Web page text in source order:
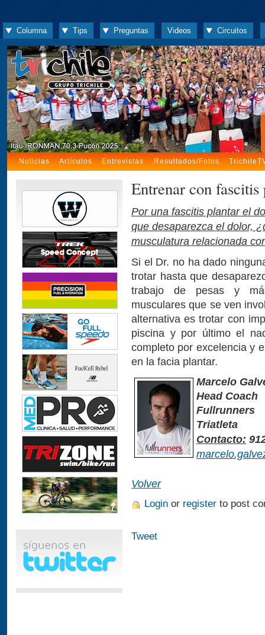
Columna Tips Preguntas Videos Circuitos
Noticias Artículos Entrevistas Resultados/Fotos
Entrenar con fascitis
Por una fascitis plantar el
que desaparezca el dolor,
musculatura relacionada
Si el Dr. no ha dado
trotar hasta que
trabajo de pesas y
musculares que se ven
alternativa es trotar con
piscina y por último el
completo por excelencia y
en la facia plantar.
Marcelo
Head Coach
Fullrunners
Triatleta
Contacto:
Volver
Login or register to post
Tweet